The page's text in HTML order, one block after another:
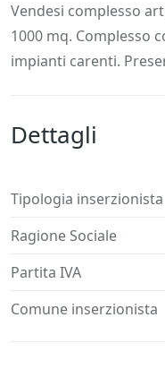
Vendesi complesso
1000 mq. Complesso
impianti carenti.
Dettagli
Tipologia inserzionista
Ragione Sociale
Partita IVA
Comune inserzionista